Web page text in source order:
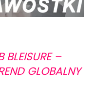
BLEISURE –
GLOBALNY